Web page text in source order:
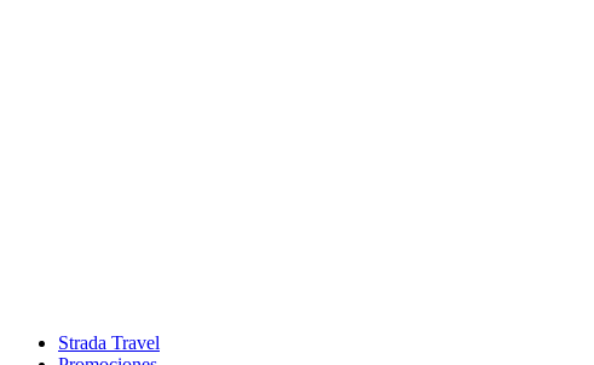
Strada Travel